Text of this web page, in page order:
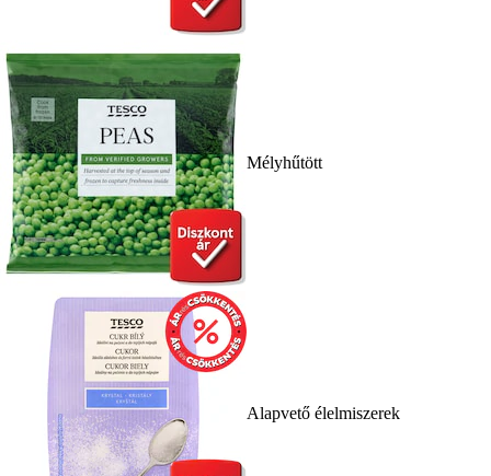
Mélyhűtött
Alapvető élelmiszerek